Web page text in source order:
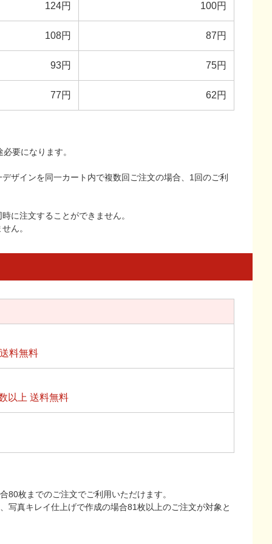
124円 100円
108円 87円
93円 75円
77円 62円
要になります。
ザインを同一カート内で複数回ご注文の場合、1回のご利
に注文することができません。
ん。
料無料
以上 送料無料
枚までのご注文でご利用いただけます。
写真キレイ仕上げで作成の場合81枚以上のご注文が対象と